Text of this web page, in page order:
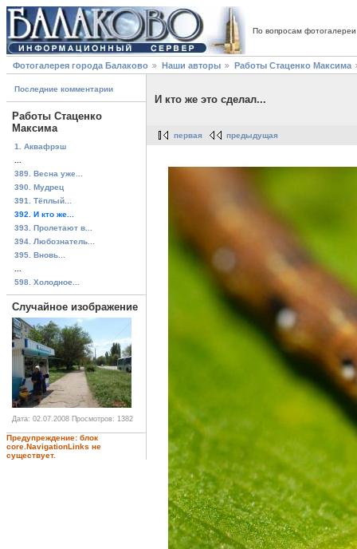
По вопросам
Фотогалерея города Балаково Наши авторы Работы Стаценко Максима
Последние комментарии
Работы Стаценко
Максима
1. Аквафрэш
389. Весна уже...
390. Мудрец
391. Тёплый...
392. И кто же...
393. Пролетают в...
394. Любознатель...
395. Вновь...
598. Холодное...
Случайное изображение
Дата: 02.07.2008 Просмотров: 1382
Предупреждение: блок
core.NavigationLinks не
существует.
И кто же это сделал...
первая предыдущая